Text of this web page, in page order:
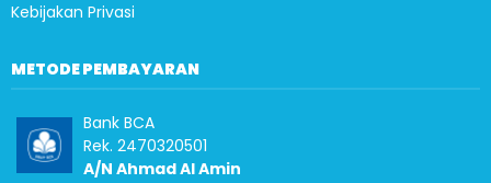
Kebijakan Privasi
METODE PEMBAYARAN
Bank BCA
Rek. 2470320501
A/N Ahmad Al Amin